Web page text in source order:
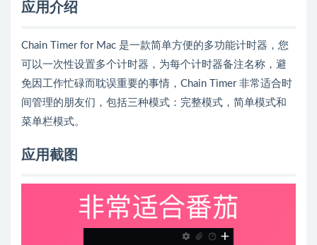
应用介绍
Chain Timer for Mac 是一款简单方便的多功能计时器，您
可以一次性设置多个计时器，为每个计时器备注名称，避
免因工作忙碌而耽误重要的事情，Chain Timer 非常适合时
间管理的朋友们，包括三种模式：完整模式，简单模式和
菜单栏模式。
应用截图